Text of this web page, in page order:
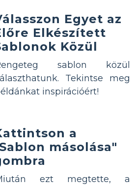
Egyet az
Elkészített
Közül
sablon közül
Tekintse meg
inspirációért!
a
másolása"
ezt megtette, a